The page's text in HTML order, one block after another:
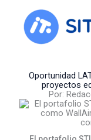
content
Oportunidad
proyectos
Por: